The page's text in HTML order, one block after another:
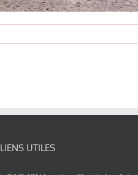
LIENS UTILES